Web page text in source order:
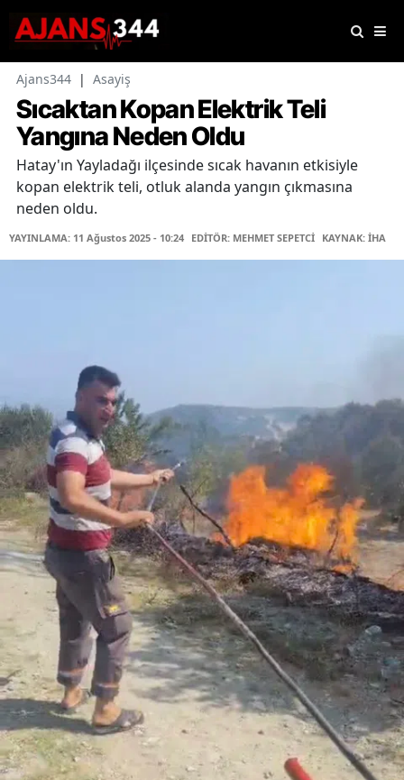
Ajans344 | Asayiş
Sıcaktan Kopan Elektrik Teli
Yangına Neden Oldu
Hatay'ın Yayladağı ilçesinde sıcak havanın etkisiyle
kopan elektrik teli, otluk alanda yangın çıkmasına
neden oldu.
YAYINLAMA: 11 Ağustos 2025 - 10:24 EDİTÖR: MEHMET SEPETCİ KAYNAK: İHA